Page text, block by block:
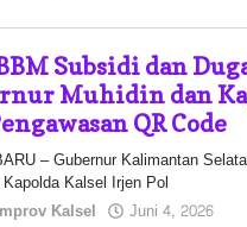
Pimred
Subsidi dan
Muhidin dan
QR Code
– Gubernur Kalimantan
Kalsel Irjen Pol
Kalsel Juni 4, 2026